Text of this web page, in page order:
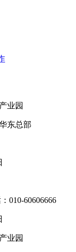
业园
东总部
010-60606666
业园